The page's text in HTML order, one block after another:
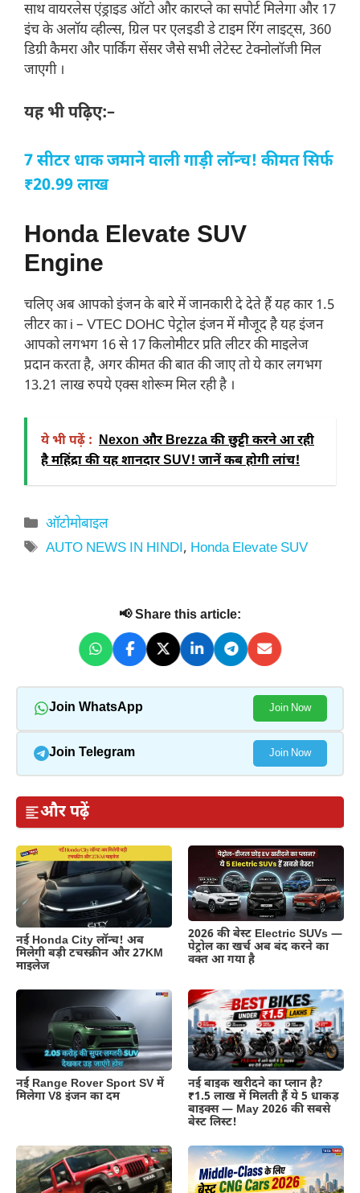
साथ वायरलेस एंड्राइड ऑटो और कारप्ले का सपोर्ट मिलेगा और 17
इंच के अलॉय व्हील्स, ग्रिल पर एलइडी डे टाइम रिंग लाइट्स, 360
डिग्री कैमरा और पार्किंग सेंसर जैसे सभी लेटेस्ट टेक्नोलॉजी मिल
जाएगी ।
यह भी पढ़िए:–
7 सीटर धाक जमाने वाली गाड़ी लॉन्च! कीमत सिर्फ
₹20.99 लाख
Honda Elevate SUV
Engine
चलिए अब आपको इंजन के बारे में जानकारी दे देते हैं यह कार 1.5
लीटर का i – VTEC DOHC पेट्रोल इंजन में मौजूद है यह इंजन
आपको लगभग 16 से 17 किलोमीटर प्रति लीटर की माइलेज
प्रदान करता है, अगर कीमत की बात की जाए तो ये कार लगभग
13.21 लाख रुपये एक्स शोरूम मिल रही है ।
ये भी पढ़ें : Nexon और Brezza की छुट्टी करने आ रही
है महिंद्रा की यह शानदार SUV! जानें कब होगी लांच!
Categories
ऑटोमोबाइल
Tags
AUTO NEWS IN HINDI, Honda Elevate SUV
📢 Share this article:
Join WhatsApp Join Now
Join Telegram Join Now
और पढ़ें
नई Honda City लॉन्च! अब
मिलेगी बड़ी टचस्क्रीन और 27KM
माइलेज
2026 की बेस्ट Electric SUVs —
पेट्रोल का खर्च अब बंद करने का
वक्त आ गया है
नई Range Rover Sport SV में
मिलेगा V8 इंजन का दम
नई बाइक खरीदने का प्लान है?
₹1.5 लाख में मिलती हैं ये 5 धाकड़
बाइक्स — May 2026 की सबसे
बेस्ट लिस्ट!